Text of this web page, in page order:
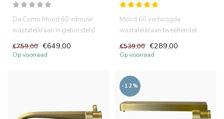
De Como Mood 60 inbouw
wastafelkraan in geborsteld
...
€759,00 €649,00
Op voorraad
Mood 60 verhoogde
wastafelkraan tweehendel
handvatte...
€539,00 €289,00
Op voorraad
-12%